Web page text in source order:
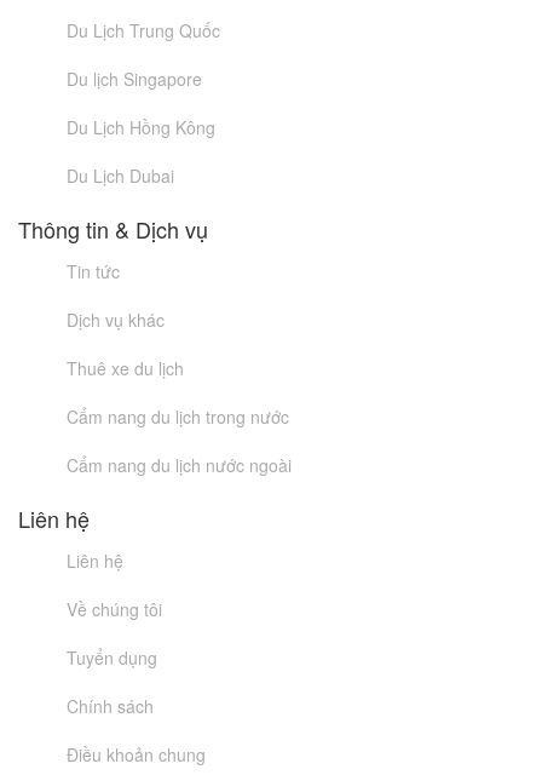
Du Lịch Trung Quốc
Du lịch Singapore
Du Lịch Hồng Kông
Du Lịch Dubai
Thông tin & Dịch vụ
Tin tức
Dịch vụ khác
Thuê xe du lịch
Cẩm nang du lịch trong nước
Cẩm nang du lịch nước ngoài
Liên hệ
Liên hệ
Về chúng tôi
Tuyển dụng
Chính sách
Điều khoản chung